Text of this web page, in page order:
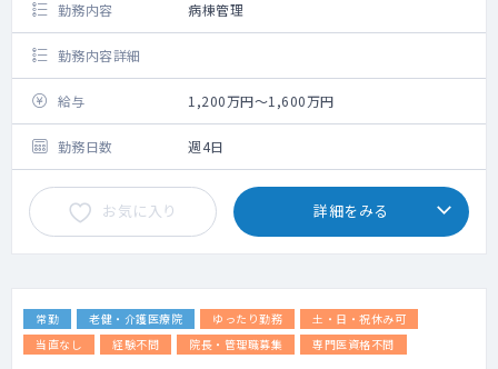
勤務内容 病棟管理
勤務内容詳細
給与 1,200万円～1,600万円
勤務日数 週4日
お気に入り 詳細をみる
常勤 老健・介護医療院 ゆったり勤務
土・日・祝休み可
当直なし
経験不問 院長・管理職募集 専門医資格不問